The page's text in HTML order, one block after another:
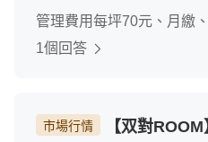
管理費用每坪70元、月繳
管理、修繕管理使用、本
1個回答
市場行情
【双對